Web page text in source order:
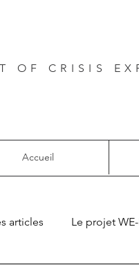
OF CRISIS
Accueil
articles Le projet